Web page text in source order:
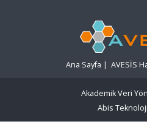
Ana Sayfa | AVESİS
Akademik Veri
Abis Teknoloji